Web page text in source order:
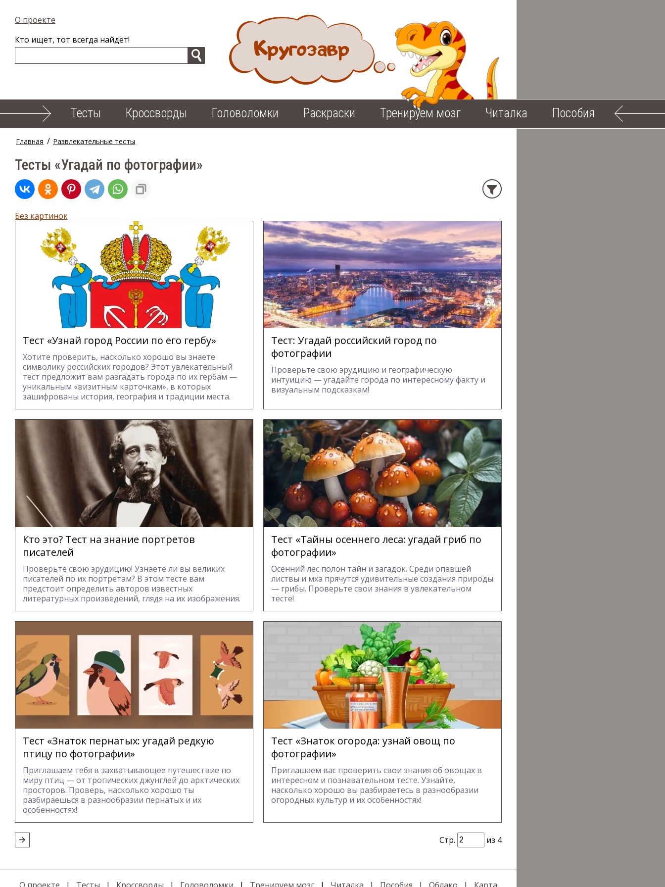
О проекте
Кто ищет, тот всегда найдёт!
Тесты Кроссворды Головоломки Раскраски Тренируем мозг Читалка Пособия
Главная / Развлекательные тесты
Тесты «Угадай по фотографии»
Без картинок
Тест «Узнай город России по его гербу»
Хотите проверить, насколько хорошо вы знаете
символику российских городов? Этот увлекательный
тест предложит вам разгадать города по их гербам —
уникальным «визитным карточкам», в которых
зашифрованы история, география и традиции места.
Тест: Угадай российский город по
фотографии
Проверьте свою эрудицию и географическую
интуицию — угадайте города по интересному факту и
визуальным подсказкам!
Кто это? Тест на знание портретов
писателей
Проверьте свою эрудицию! Узнаете ли вы великих
писателей по их портретам? В этом тесте вам
предстоит определить авторов известных
литературных произведений, глядя на их изображения.
Тест «Тайны осеннего леса: угадай гриб по
фотографии»
Осенний лес полон тайн и загадок. Среди опавшей
листвы и мха прячутся удивительные создания природы
— грибы. Проверьте свои знания в увлекательном
тесте!
Тест «Знаток пернатых: угадай редкую
птицу по фотографии»
Приглашаем тебя в захватывающее путешествие по
миру птиц — от тропических джунглей до арктических
просторов. Проверь, насколько хорошо ты
разбираешься в разнообразии пернатых и их
особенностях!
Тест «Знаток огорода: узнай овощ по
фотографии»
Приглашаем вас проверить свои знания об овощах в
интересном и познавательном тесте. Узнайте,
насколько хорошо вы разбираетесь в разнообразии
огородных культур и их особенностях!
Стр. из 4